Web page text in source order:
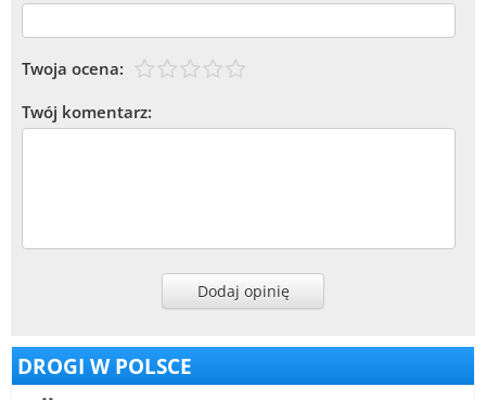
Twoja ocena:
Twój komentarz:
Dodaj opinię
DROGI W POLSCE